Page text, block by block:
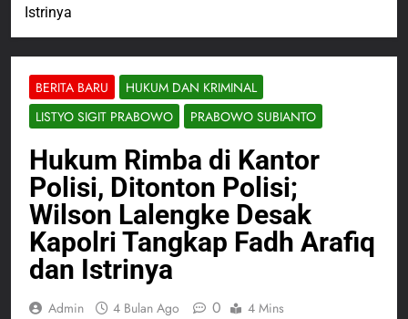
Istrinya
BERITA BARU
HUKUM DAN KRIMINAL
LISTYO SIGIT PRABOWO
PRABOWO SUBIANTO
Hukum Rimba di Kantor
Polisi, Ditonton Polisi;
Wilson Lalengke Desak
Kapolri Tangkap Fadh Arafiq
dan Istrinya
Admin 4 Bulan Ago 0 4 Mins